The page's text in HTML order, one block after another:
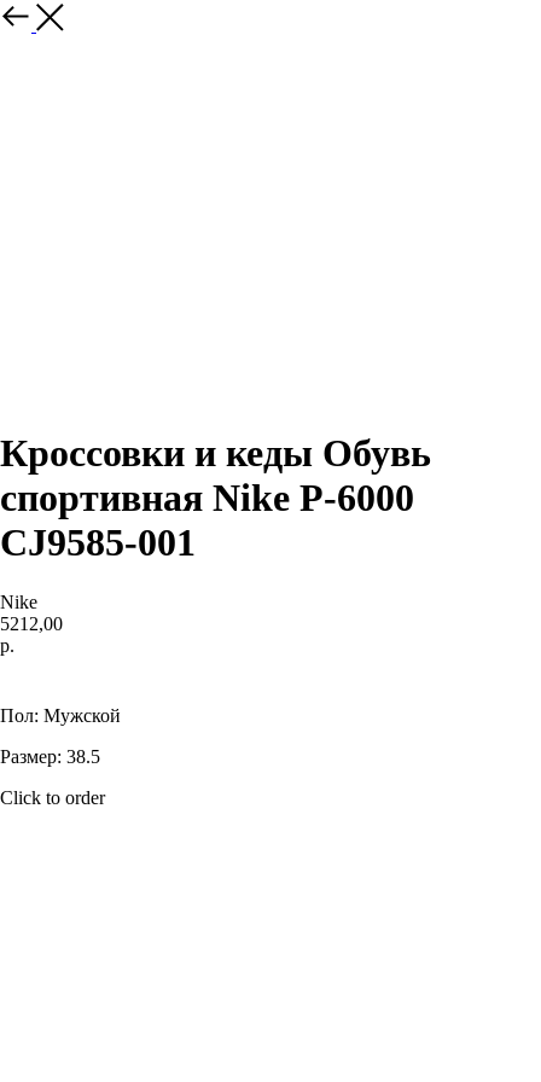
Назад
Кроссовки и кеды Обувь
спортивная Nike P-6000
CJ9585-001
Nike
5212,00
р.
Пол: Мужской
Размер: 38.5
Click to order